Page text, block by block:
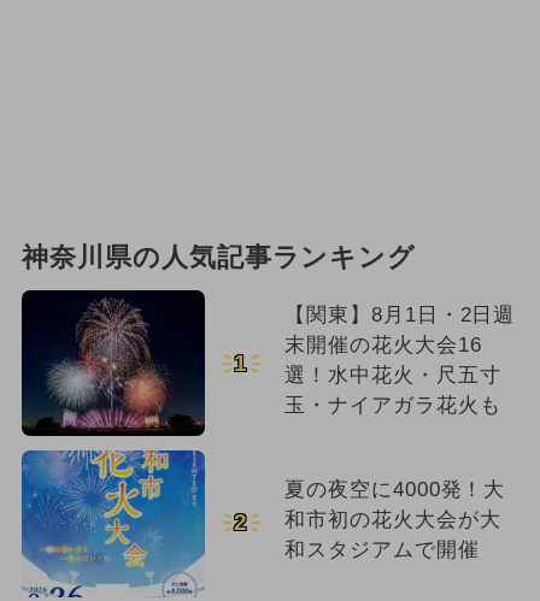
神奈川県の人気記事ランキング
1
【関東】8月1日・2日週
末開催の花火大会16
選！水中花火・尺五寸
玉・ナイアガラ花火も
2
夏の夜空に4000発！大
和市初の花火大会が大
和スタジアムで開催